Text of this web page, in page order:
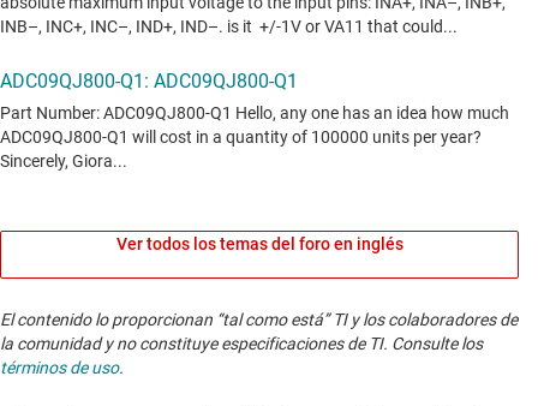
Ver todos los temas del foro en inglés
El contenido lo proporcionan “tal como está” TI y los colaboradores de
la comunidad y no constituye especificaciones de TI. Consulte los
términos de uso.